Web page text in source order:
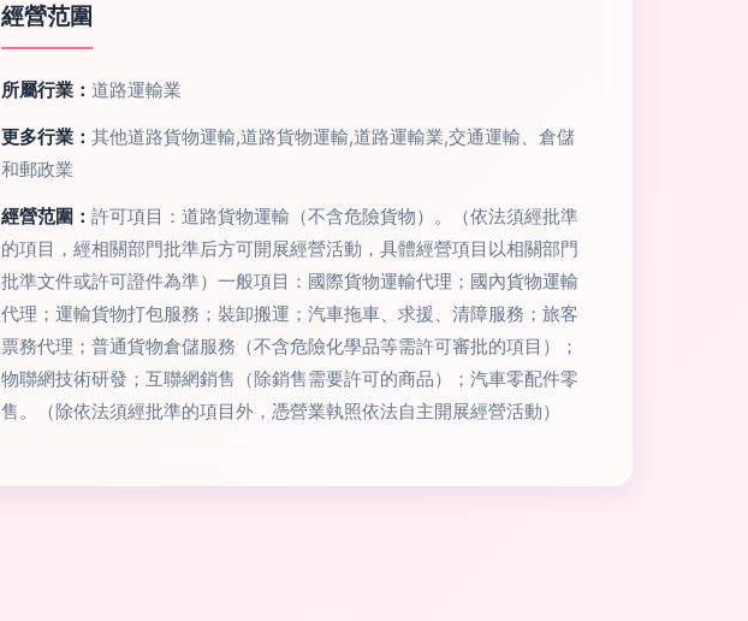
經營范圍
所屬行業： 道路運輸業
更多行業： 其他道路貨物運輸,道路貨物運輸,道路運輸業,交通運輸、倉儲
和郵政業
經營范圍： 許可項目：道路貨物運輸（不含危險貨物）。（依法須經批準
的項目，經相關部門批準后方可開展經營活動，具體經營項目以相關部門
批準文件或許可證件為準）一般項目：國際貨物運輸代理；國內貨物運輸
代理；運輸貨物打包服務；裝卸搬運；汽車拖車、求援、清障服務；旅客
票務代理；普通貨物倉儲服務（不含危險化學品等需許可審批的項目）；
物聯網技術研發；互聯網銷售（除銷售需要許可的商品）；汽車零配件零
售。（除依法須經批準的項目外，憑營業執照依法自主開展經營活動）